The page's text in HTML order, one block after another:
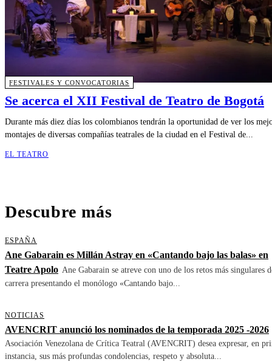
FESTIVALES Y CONVOCATORIAS
Se acerca el XII Festival de Teatro de Bogotá
Durante más diez días los colombianos tendrán la oportunidad de ver los
montajes de diversas compañías teatrales de la ciudad en el Festival de...
EL TEATRO
Descubre más
ESPAÑA
Ane Gabarain es Millán Astray en «Cantando bajo las balas» en
Teatre Apolo Ane Gabarain se atreve con uno de los retos más singulares
carrera presentando el monólogo «Cantando bajo...
NOTICIAS
AVENCRIT anunció los nominados de la temporada 2025 -2026
Asociación Venezolana de Crítica Teatral (AVENCRIT) desea expresar, en
instancia, sus más profundas condolencias, respeto y absoluta...